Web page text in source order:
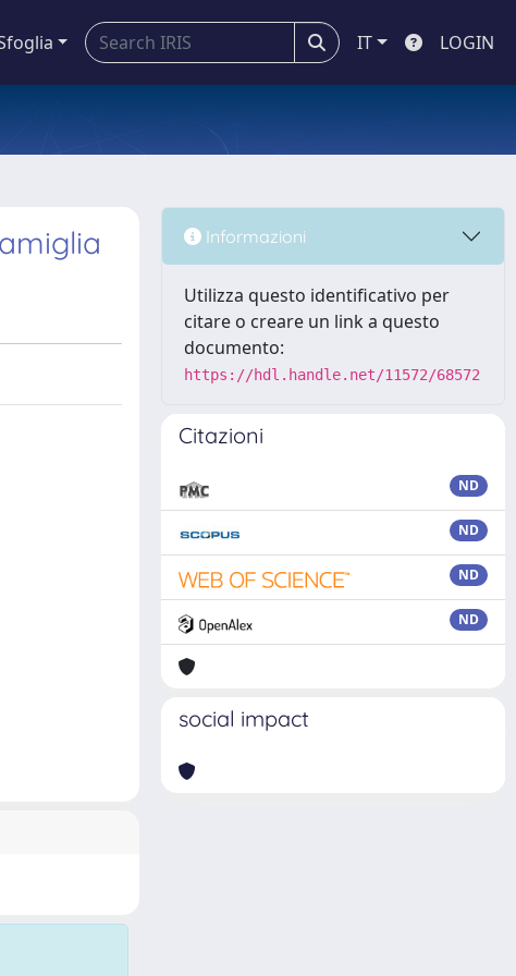
IT LOGIN
Informazioni
Utilizza questo identificativo per
citare o creare un link a questo
documento:
https://hdl.handle.net/11572/68572
Citazioni
ND
ND
ND
ND
social impact